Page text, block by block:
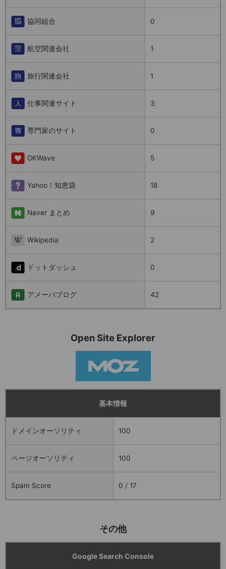
協同組合 0
航空関連会社 1
旅行関連会社 1
仕事関連サイト 3
専門家のサイト 0
OKWave 5
Yahoo！知恵袋 18
Naver まとめ 9
Wikipedia 2
ドットダッシュ 0
アメーバブログ 42
Open Site Explorer
基本情報
ドメインオーソリティ 100
ページオーソリティ 100
Spam Score 0 / 17
その他
Google Search Console